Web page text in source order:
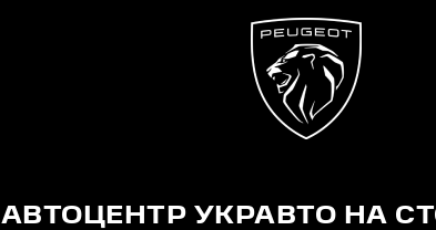
АВТОЦЕНТР УКРАВТО НА